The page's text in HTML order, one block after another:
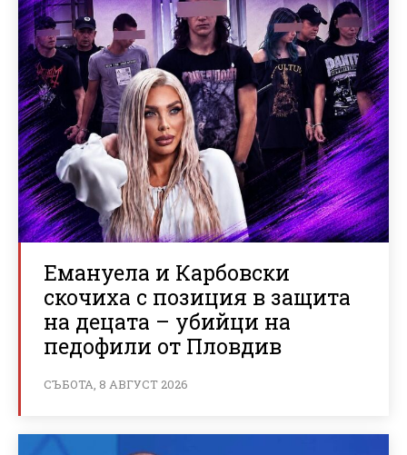
Емануела и Карбовски
скочиха с позиция в защита
на децата – убийци на
педофили от Пловдив
СЪБОТА, 8 АВГУСТ 2026